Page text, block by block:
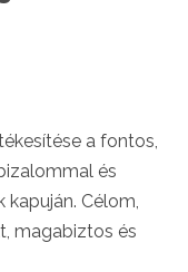
a fontos,
és
Célom,
magabiztos és